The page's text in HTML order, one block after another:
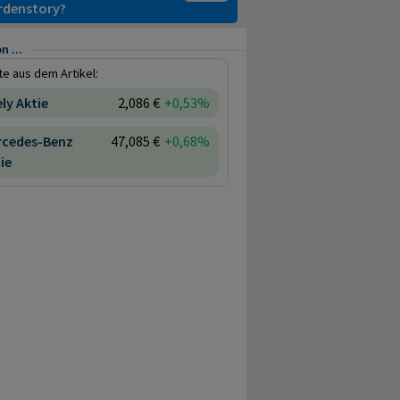
...
aus dem Artikel:
Aktie 2,086 € +0,53%
Benz
47,085 € +0,68%